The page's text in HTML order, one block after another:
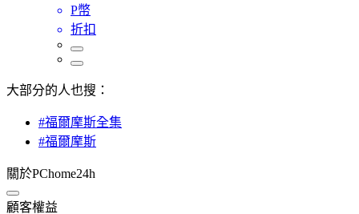
P幣
折扣
大部分的人也搜：
#福爾摩斯全集
#福爾摩斯
關於PChome24h
顧客權益